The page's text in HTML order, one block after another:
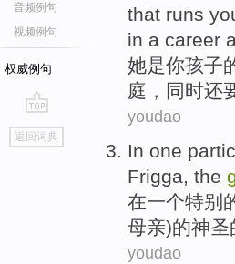
音频例句
视频例句
权威例句
go
top
返回词典
that runs
in a career
她是你孩子
庭 ， 同时还
youdao
In one
Frigga, the
在一个特别
母亲)的神圣
youdao